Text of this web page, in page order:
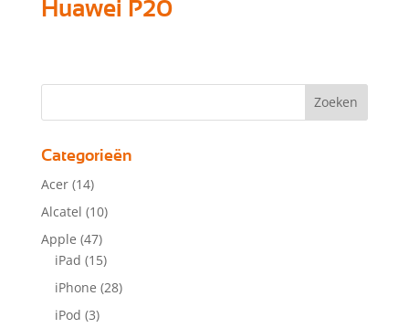
Huawei P20
Categorieën
Acer (14)
Alcatel (10)
Apple (47)
iPad (15)
iPhone (28)
iPod (3)